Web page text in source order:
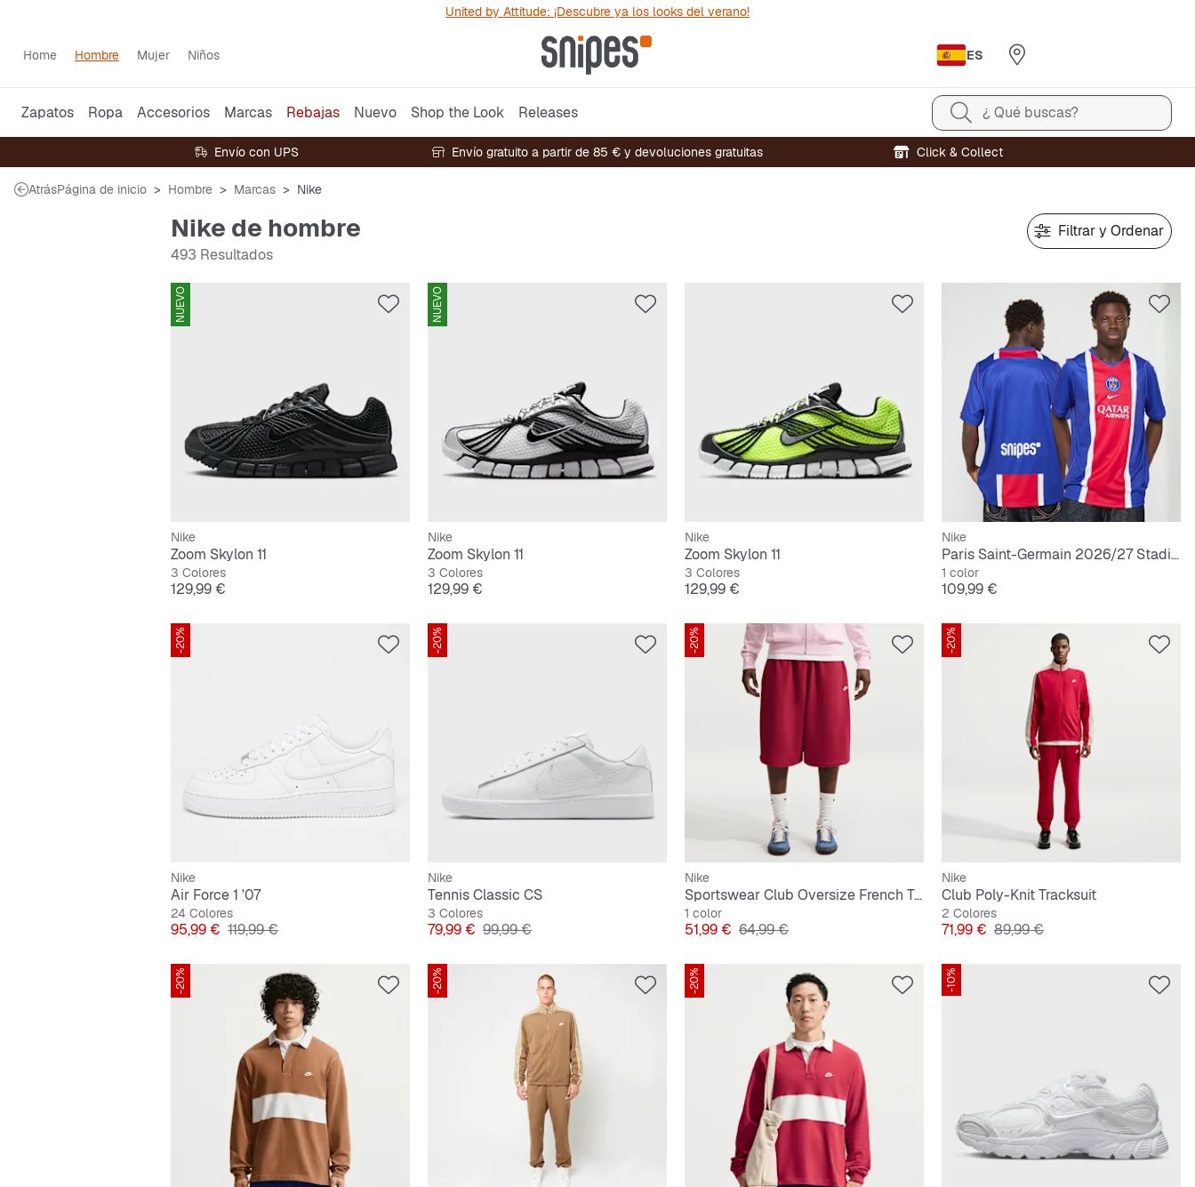
United by Attitude: ¡Descubre ya los looks del verano!
Home Hombre Mujer Niños ES
Zapatos Ropa Accesorios Marcas Rebajas Nuevo Shop the Look Releases ¿ Qué buscas?
Envío con UPS Envío gratuito a partir de 85 € y devoluciones gratuitas Click & Collect
AtrásPágina de inicio Hombre Marcas Nike
Nike de hombre
493 Resultados
Filtrar y Ordenar
NUEVO
Nike
Zoom Skylon 11
3 Colores
Precio
129,99 €
NUEVO
Nike
Zoom Skylon 11
3 Colores
Precio
129,99 €
Nike
Zoom Skylon 11
3 Colores
Precio
129,99 €
Nike
Paris Saint-Germain 2026/27 Stadium Home
1 color
Precio
109,99 €
-20%
Nike
Air Force 1 '07
24 Colores
Precio
95,99 € Precio original
119,99 €
-20%
Nike
Tennis Classic CS
3 Colores
Precio
79,99 € Precio original
99,99 €
-20%
Nike
Sportswear Club Oversize French Terry Shorts
1 color
Precio
51,99 € Precio original
64,99 €
-20%
Nike
Club Poly-Knit Tracksuit
2 Colores
Precio
71,99 € Precio original
89,99 €
-20% -20% -20% -10%